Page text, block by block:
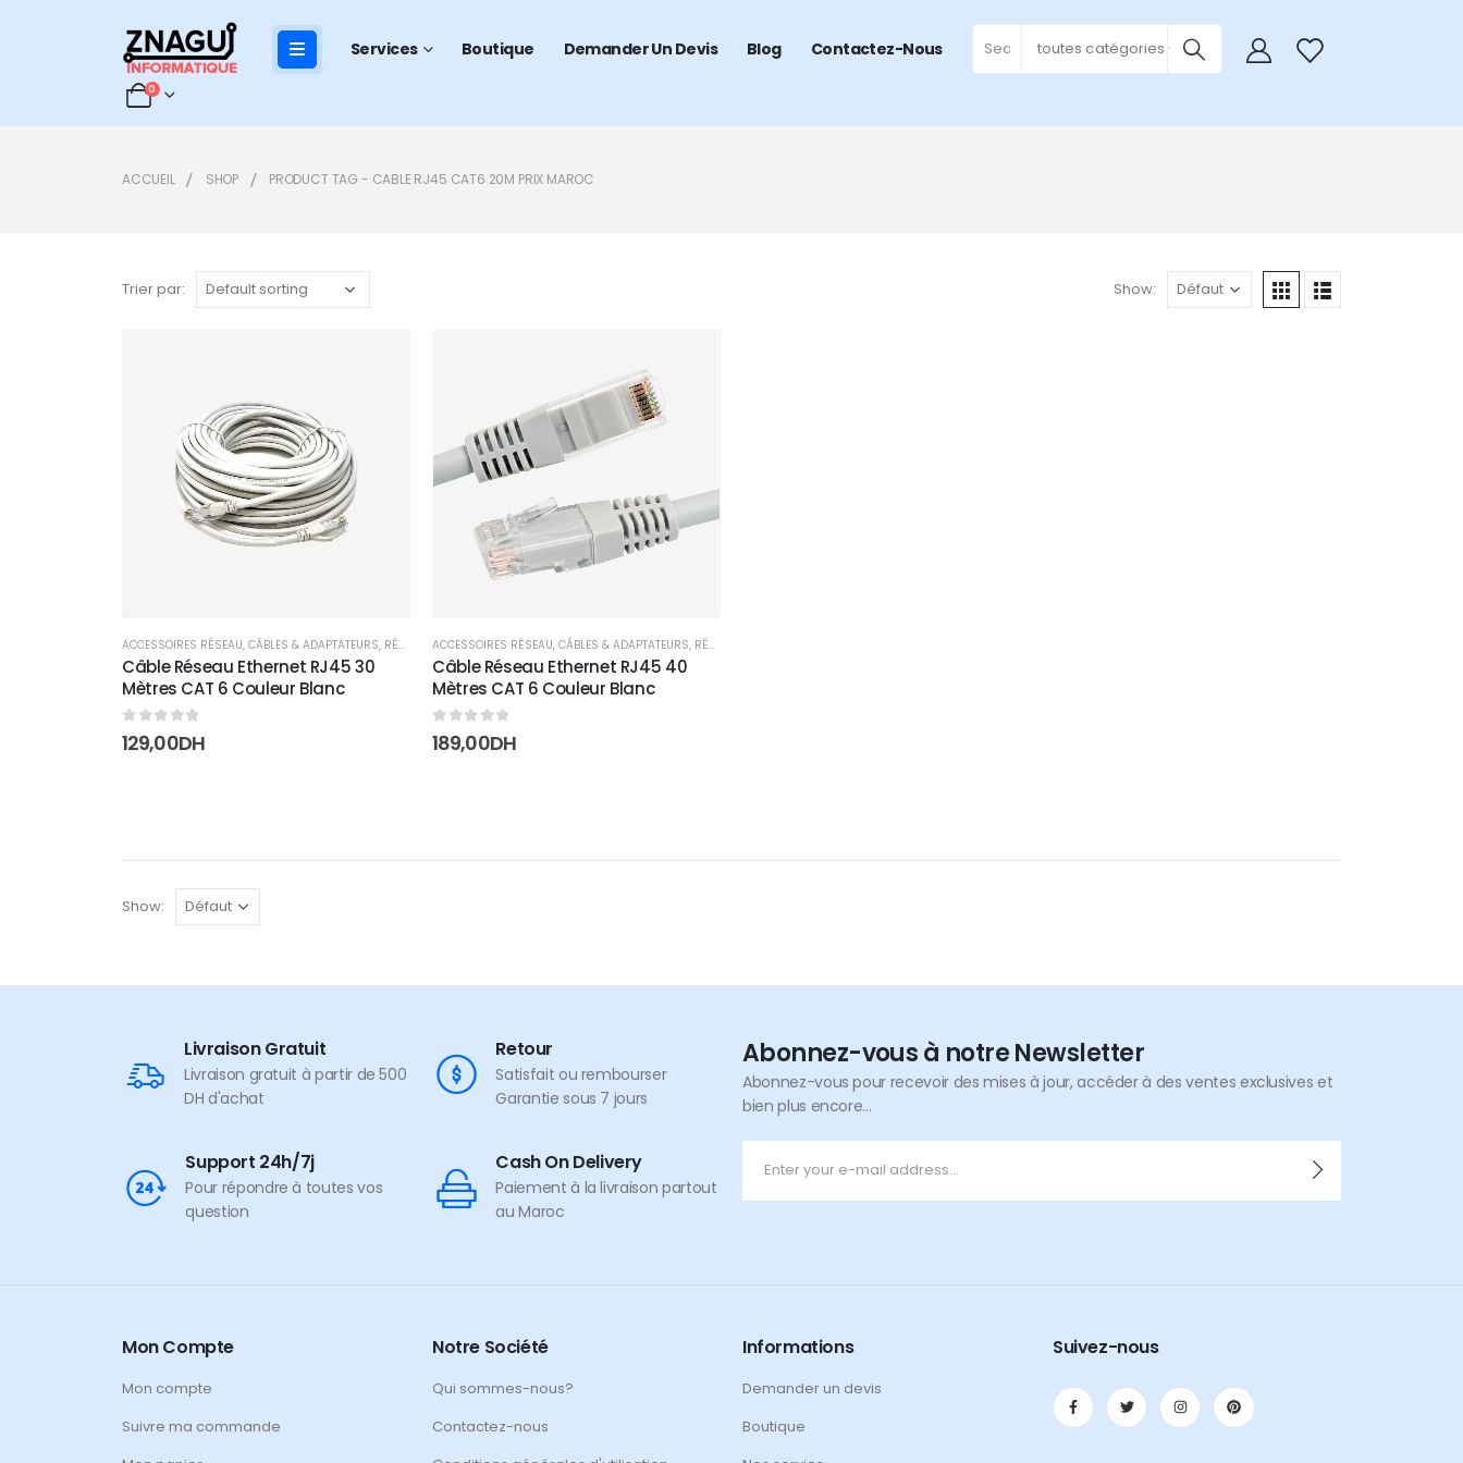
Services Boutique Demander Un Devis Blog Contactez-Nous toutes catégories 0
0
ACCUEIL SHOP PRODUCT TAG - CABLE RJ45 CAT6 20M PRIX MAROC
Trier par: Show:
wishlist
ACCESSOIRES RÉSEAU, CÂBLES & ADAPTATEURS, RÉSEAUX
Câble Réseau Ethernet RJ45 30
Mètres CAT 6 Couleur Blanc
0sur 5
129,00DH
ACCESSOIRES RÉSEAU, CÂBLES & ADAPTATEURS, RÉSEAUX
Câble Réseau Ethernet RJ45 40
Mètres CAT 6 Couleur Blanc
0sur 5
189,00DH
Show:
Livraison Gratuit
Livraison gratuit à partir de 500
DH d'achat
Retour
Satisfait ou rembourser
Garantie sous 7 jours
Support 24h/7j
Pour répondre à toutes vos
question
Cash On Delivery
Paiement à la livraison partout
au Maroc
Abonnez-vous à notre Newsletter
Abonnez-vous pour recevoir des mises à jour, accéder à des ventes exclusives et
bien plus encore...
Mon Compte
Mon compte
Suivre ma commande
Notre Société
Qui sommes-nous?
Contactez-nous
Informations
Demander un devis
Boutique
Suivez-nous